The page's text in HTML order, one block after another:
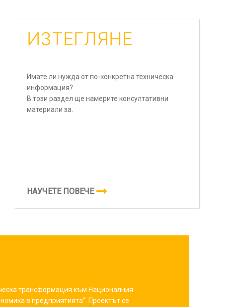
ИЗТЕГЛЯНЕ
Имате ли нужда от по-конкретна техническа
информация?
В този раздел ще намерите консултативни
материали за.
НАУЧЕТЕ ПОВЕЧЕ
трансформация към Националния
в предприятията“. Проектът се